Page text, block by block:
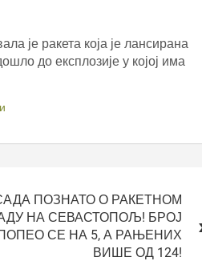
је ракета која је лансирана
до експлозије у којој има
ПОЗНАТО О РАКЕТНОМ
НА СЕВАСТОПОЉ! БРОЈ
СЕ НА 5, А РАЊЕНИХ
ВИШЕ ОД 124!